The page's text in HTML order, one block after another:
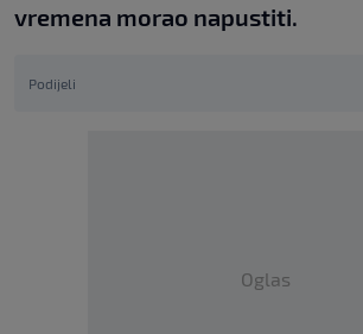
vremena morao napustiti.
Podijeli
Oglas